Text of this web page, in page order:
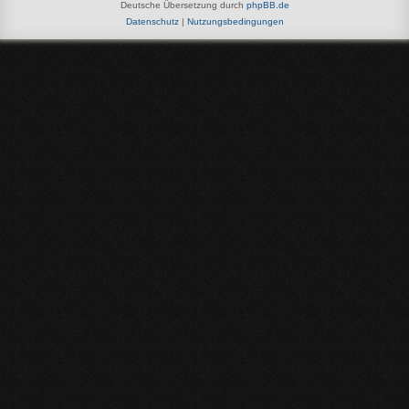
Deutsche Übersetzung durch phpBB.de
Datenschutz| Nutzungsbedingungen